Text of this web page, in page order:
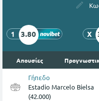
1 3.80 X
Απουσίες
Γήπεδο
Estadio Marcelo Bielsa
(42.000)